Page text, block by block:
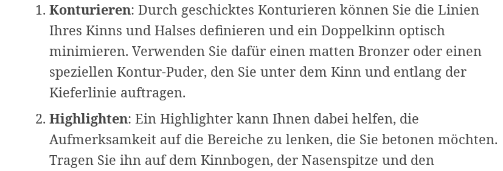
Konturieren: Durch geschicktes Konturieren können Sie die Linien
Ihres Kinns und Halses definieren und ein Doppelkinn optisch
minimieren. Verwenden Sie dafür einen matten Bronzer oder einen
speziellen Kontur-Puder, den Sie unter dem Kinn und entlang der
Kieferlinie auftragen.
Highlighten: Ein Highlighter kann Ihnen dabei helfen, die
Aufmerksamkeit auf die Bereiche zu lenken, die Sie betonen möchten.
Tragen Sie ihn auf dem Kinnbogen, der Nasenspitze und den